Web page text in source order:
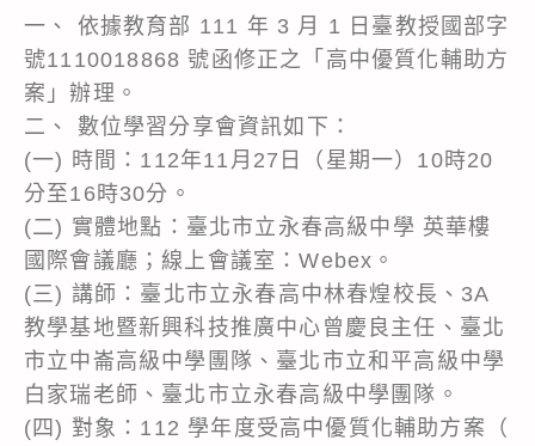
一、 依據教育部 111 年 3 月 1 日臺教授國部字
號1110018868 號函修正之「高中優質化輔助方
案」辦理。
二、 數位學習分享會資訊如下：
(一) 時間：112年11月27日（星期一）10時20
分至16時30分。
(二) 實體地點：臺北市立永春高級中學 英華樓
國際會議廳；線上會議室：Webex。
(三) 講師：臺北市立永春高中林春煌校長、3A
教學基地暨新興科技推廣中心曾慶良主任、臺北
市立中崙高級中學團隊、臺北市立和平高級中學
白家瑞老師、臺北市立永春高級中學團隊。
(四) 對象：112 學年度受高中優質化輔助方案（